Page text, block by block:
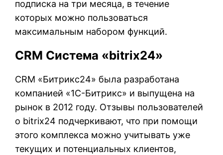
подписка на три месяца, в течение
которых можно пользоваться
максимальным набором функций.
CRM Система «bitrix24»
CRM «Битрикс24» была разработана
компанией «1С-Битрикс» и выпущена на
рынок в 2012 году. Отзывы пользователей
о bitrix24 подчеркивают, что при помощи
этого комплекса можно учитывать уже
текущих и потенциальных клиентов,